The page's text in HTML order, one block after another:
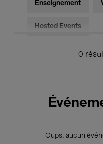
Enseignement
Hosted Events
0
Oups, aucun